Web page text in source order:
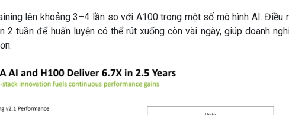
lên khoảng 3–4 lần so với A100 trong một số mô hình AI. Điều
tuần để huấn luyện có thể rút xuống còn vài ngày, giúp doanh